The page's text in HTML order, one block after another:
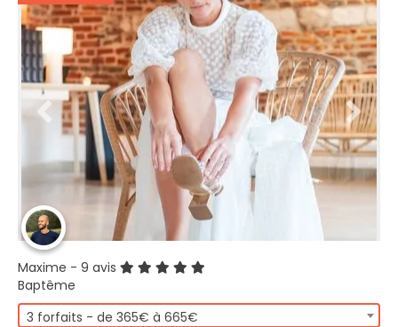
Maxime - 9 avis
Baptême
3 forfaits - de 365€ à 665€